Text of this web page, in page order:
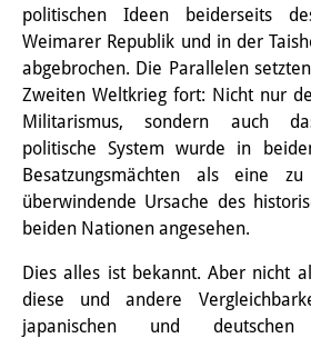
DIJ Working Papers
DIJ Newsletter
DIJ Videos
Miscellanea
Podcasts
Former Publication
Library
politischen Ideen beiderseits
Weimarer Republik und in der
abgebrochen. Die Parallelen
Zweiten Weltkrieg fort: Nicht nur
Militarismus, sondern auch
politische System wurde in
Besatzungsmächten als eine
überwindende Ursache des
beiden Nationen angesehen.
Dies alles ist bekannt. Aber nicht
diese und andere
japanischen und